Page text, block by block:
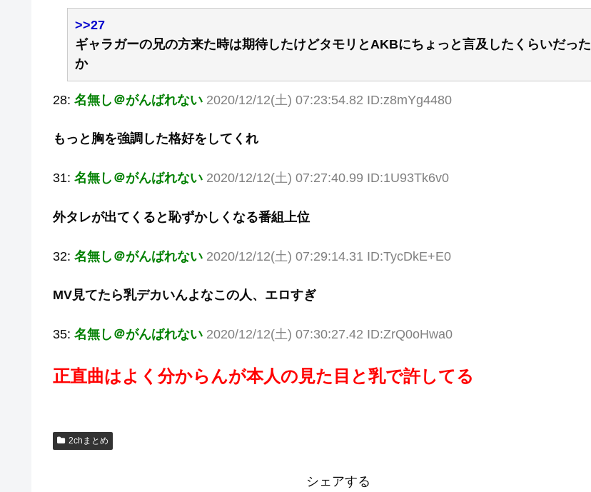
>>27
ギャラガーの兄の方来た時は期待したけどタモリとAKBにちょっと言及したくらいだった
か
28: 名無し＠がんばれない 2020/12/12(土) 07:23:54.82 ID:z8mYg4480
もっと胸を強調した格好をしてくれ
31: 名無し＠がんばれない 2020/12/12(土) 07:27:40.99 ID:1U93Tk6v0
外タレが出てくると恥ずかしくなる番組上位
32: 名無し＠がんばれない 2020/12/12(土) 07:29:14.31 ID:TycDkE+E0
MV見てたら乳デカいんよなこの人、エロすぎ
35: 名無し＠がんばれない 2020/12/12(土) 07:30:27.42 ID:ZrQ0oHwa0
正直曲はよく分からんが本人の見た目と乳で許してる
2chまとめ
シェアする